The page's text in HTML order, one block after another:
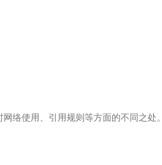
络使用、引用规则等方面的不同之处。